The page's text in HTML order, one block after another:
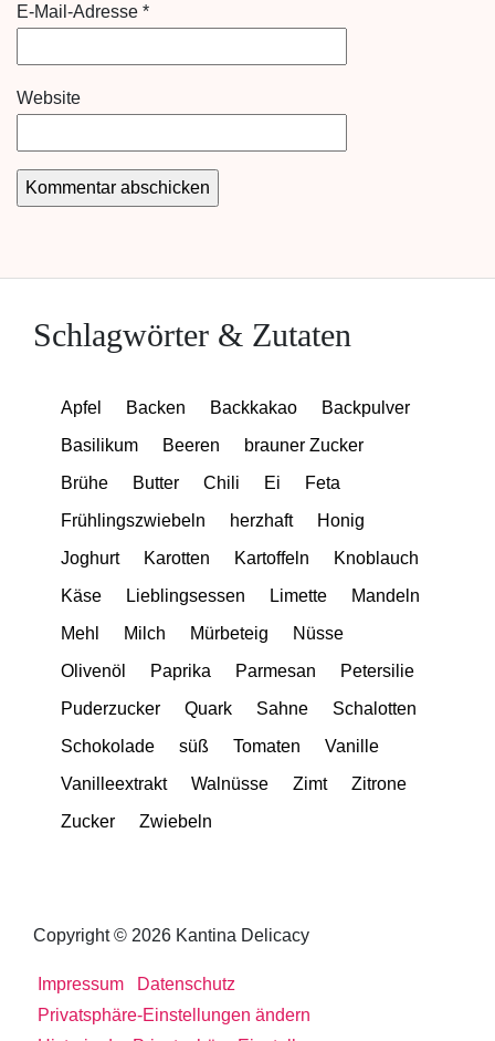
E-Mail-Adresse *
Website
Schlagwörter & Zutaten
Apfel Backen Backkakao
Backpulver
Basilikum
Beeren
brauner Zucker
Brühe
Butter Chili Ei
Feta
Frühlingszwiebeln
herzhaft
Honig
Joghurt
Karotten Kartoffeln
Knoblauch
Käse
Lieblingsessen Limette
Mandeln
Mehl
Milch Mürbeteig
Nüsse
Olivenöl
Paprika Parmesan
Petersilie
Puderzucker
Quark Sahne
Schalotten
Schokolade
süß Tomaten
Vanille
Vanilleextrakt
Walnüsse Zimt
Zitrone
Zucker
Zwiebeln
Copyright © 2026 Kantina Delicacy
Impressum
Datenschutz
Privatsphäre-Einstellungen ändern